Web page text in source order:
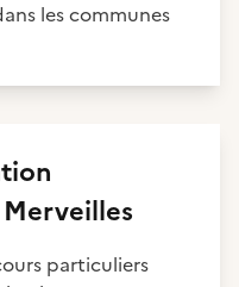
les communes
particuliers